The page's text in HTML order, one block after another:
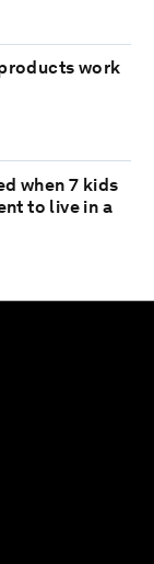
work
when 7 kids
to live in a